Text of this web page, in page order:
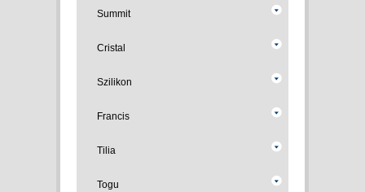
Summit
Cristal
Szilikon
Francis
Tilia
Togu